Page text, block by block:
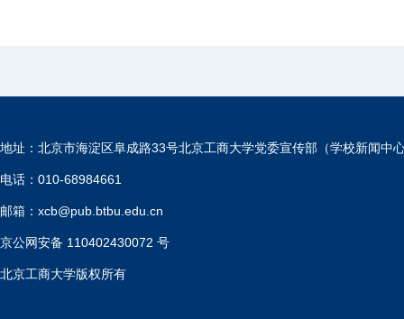
地址：北京市海淀区阜成路33号北京工商大学党委宣传部（学校新闻中
电话：010-68984661
邮箱：xcb@pub.btbu.edu.cn
京公网安备 110402430072 号
北京工商大学版权所有